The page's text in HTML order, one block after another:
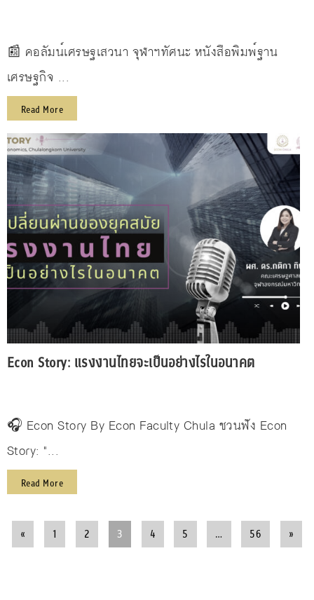
📰 คอลัมน์เศรษฐเสวนา จุฬาฯทัศนะ หนังสือพิมพ์ฐาน
เศรษฐกิจ ...
Read More
Econ Story: แรงงานไทยจะเป็นอย่างไรในอนาคต
🎧 Econ Story By Econ Faculty Chula ชวนฟัง Econ
Story: "...
Read More
« 1 2 3 4 5 … 56 »